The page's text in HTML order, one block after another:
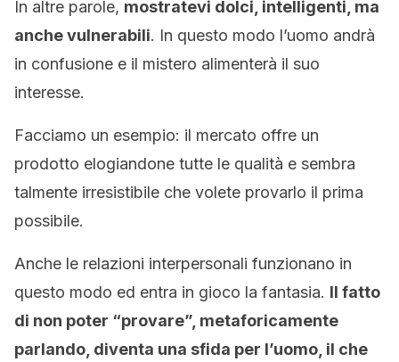
In altre parole, mostratevi dolci, intelligenti, ma
anche vulnerabili. In questo modo l’uomo andrà
in confusione e il mistero alimenterà il suo
interesse.
Facciamo un esempio: il mercato offre un
prodotto elogiandone tutte le qualità e sembra
talmente irresistibile che volete provarlo il prima
possibile.
Anche le relazioni interpersonali funzionano in
questo modo ed entra in gioco la fantasia. Il fatto
di non poter “provare”, metaforicamente
parlando, diventa una sfida per l’uomo, il che